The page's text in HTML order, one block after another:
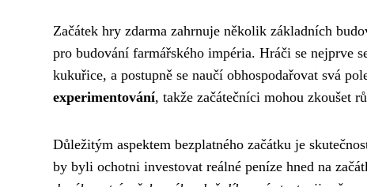
Začátek hry zdarma zahrnuje několik základních
pro budování farmářského impéria. Hráči se nejprve
kukuřice, a postupně se naučí obhospodařovat svá
experimentování, takže začátečníci mohou zkoušet
Důležitým aspektem bezplatného začátku je
by byli ochotni investovat reálné peníze hned na